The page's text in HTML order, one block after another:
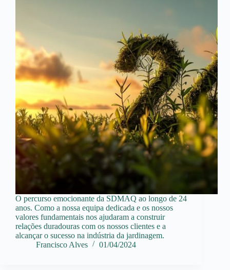
O percurso emocionante da SDMAQ ao longo de 24
anos. Como a nossa equipa dedicada e os nossos
valores fundamentais nos ajudaram a construir
relações duradouras com os nossos clientes e a
alcançar o sucesso na indústria da jardinagem.
Francisco Alves
01/04/2024